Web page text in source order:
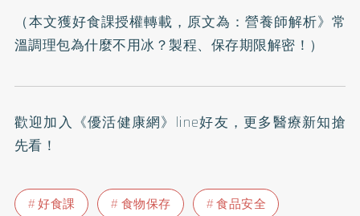
（本文獲好食課授權轉載，原文為： 營養師解析》常
溫調理包為什麼不用冰？製程、保存期限解密！ ）
歡迎加入 《優活健康網》line好友 ，更多醫療新知搶
先看！
好食課 食物保存
食品安全